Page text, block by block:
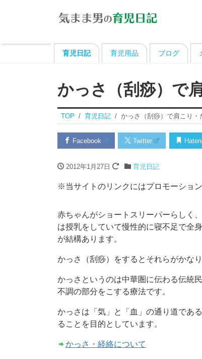
育児日記 育児用品 ブログ
かっさ（刮痧）で
TOP 育児日記 かっさ（刮痧）で肩こり・
Facebook Twitter
2012年1月27日 育児日記
※当サイトのリンクにはプロモーショ
赤ちゃんがショートスリーパーらしく
は授乳をしていて慢性的に寝不足で全
が結構あります。
かっさ（刮痧）をするとそれらがかな
かっさというのは中華圏に伝わる伝統
不調の部分をこする療法です。
かっさは「気」と「血」の通り道であ
ることを目的としています。
かっさ・経絡について